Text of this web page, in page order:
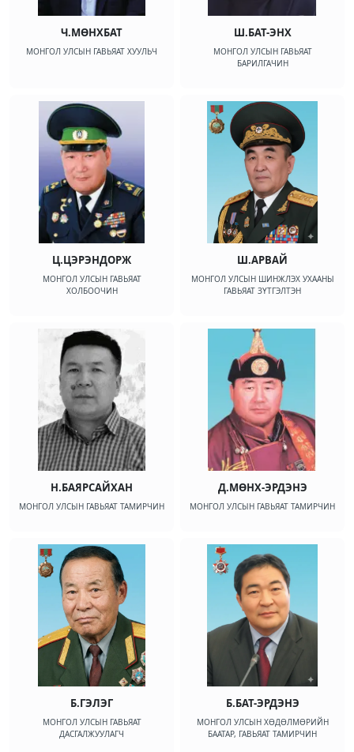
Ч.МӨНХБАТ
МОНГОЛ УЛСЫН ГАВЬЯАТ ХУУЛЬЧ
Ш.БАТ-ЭНХ
МОНГОЛ УЛСЫН ГАВЬЯАТ
БАРИЛГАЧИН
Ц.ЦЭРЭНДОРЖ
МОНГОЛ УЛСЫН ГАВЬЯАТ
ХОЛБООЧИН
Ш.АРВАЙ
МОНГОЛ УЛСЫН ШИНЖЛЭХ УХААНЫ
ГАВЬЯАТ ЗҮТГЭЛТЭН
Н.БАЯРСАЙХАН
МОНГОЛ УЛСЫН ГАВЬЯАТ ТАМИРЧИН
Д.МӨНХ-ЭРДЭНЭ
МОНГОЛ УЛСЫН ГАВЬЯАТ ТАМИРЧИН
Б.ГЭЛЭГ
МОНГОЛ УЛСЫН ГАВЬЯАТ
ДАСГАЛЖУУЛАГЧ
Б.БАТ-ЭРДЭНЭ
МОНГОЛ УЛСЫН ХӨДӨЛМӨРИЙН
БААТАР, ГАВЬЯАТ ТАМИРЧИН